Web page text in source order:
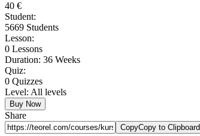
40 €
Student:
5669 Students
Lesson:
0 Lessons
Duration: 36 Weeks
Quiz:
0 Quizzes
Level: All levels
Buy Now
Share
CopyCopy to Clipboard